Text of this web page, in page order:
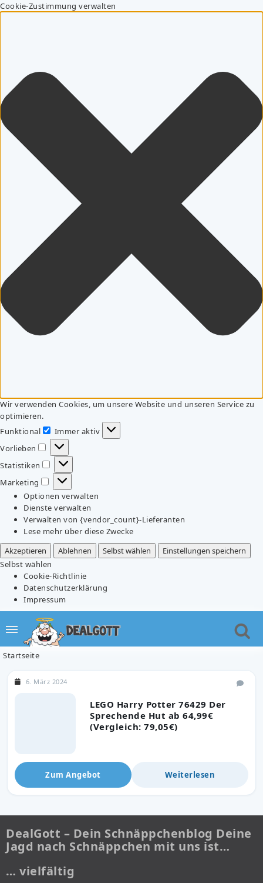
Cookie-Zustimmung verwalten
Wir verwenden Cookies, um unsere Website und unseren Service zu
optimieren.
Funktional
Funktional
Immer aktiv
Vorlieben
Vorlieben
Statistiken
Statistiken
Marketing
Marketing
Optionen verwalten
Dienste verwalten
Verwalten von {vendor_count}-Lieferanten
Lese mehr über diese Zwecke
Akzeptieren
Ablehnen Selbst wählen
Einstellungen speichern
Selbst wählen
Cookie-Richtlinie
Datenschutzerklärung
Impressum
Startseite
LEGO Harry Potter 76429 Der
Sprechende Hut ab 64,99€
(Vergleich: 79,05€)
6. März 2024
Zum Angebot Weiterlesen
DealGott – Dein Schnäppchenblog Deine
Jagd nach Schnäppchen mit uns ist…
… vielfältig